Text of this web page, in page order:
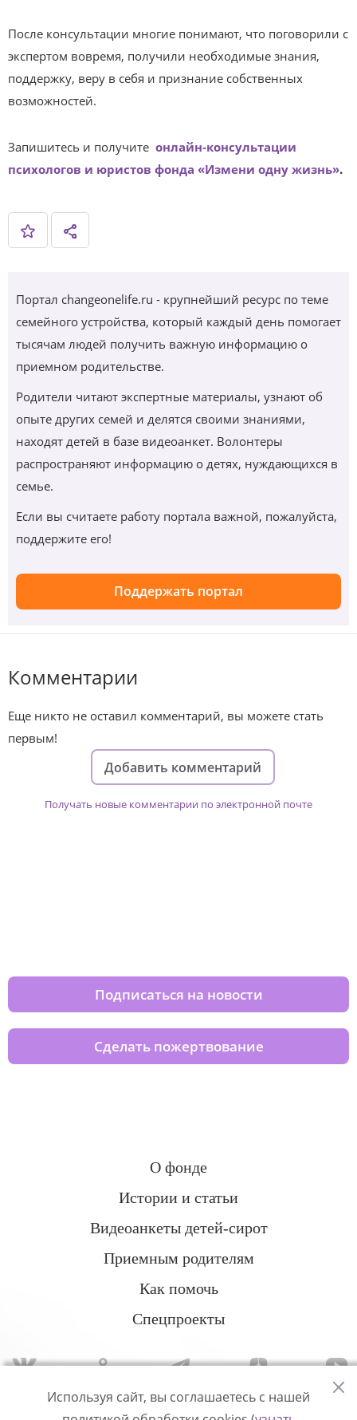
После консультации многие понимают, что поговорили с
экспертом вовремя, получили необходимые знания,
поддержку, веру в себя и признание собственных
возможностей.
Запишитесь и получите онлайн-консультации
психологов и юристов фонда «Измени одну жизнь».
Портал changeonelife.ru - крупнейший ресурс по теме
семейного устройства, который каждый день помогает
тысячам людей получить важную информацию о
приемном родительстве.
Родители читают экспертные материалы, узнают об
опыте других семей и делятся своими знаниями,
находят детей в базе видеоанкет. Волонтеры
распространяют информацию о детях, нуждающихся в
семье.
Если вы считаете работу портала важной, пожалуйста,
поддержите его!
Поддержать портал
Комментарии
Еще никто не оставил комментарий, вы можете стать
первым!
Добавить комментарий
Получать новые комментарии по электронной почте
Подписаться на новости
Сделать пожертвование
О фонде
Истории и статьи
Видеоанкеты детей-сирот
Приемным родителям
Как помочь
Спецпроекты
Используя сайт, вы соглашаетесь с нашей